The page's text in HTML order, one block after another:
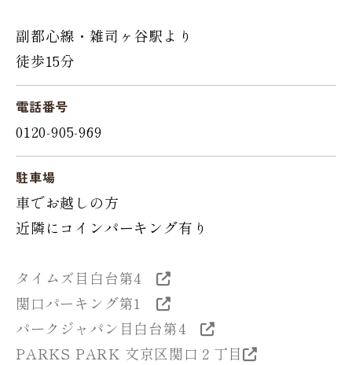
副都心線・雑司ヶ谷駅より
徒歩15分
電話番号
0120-905-969
駐車場
車でお越しの方
近隣にコインパーキング有り
タイムズ目白台第4
関口パーキング第1
パークジャパン目白台第4
PARKS PARK 文京区関口２丁目